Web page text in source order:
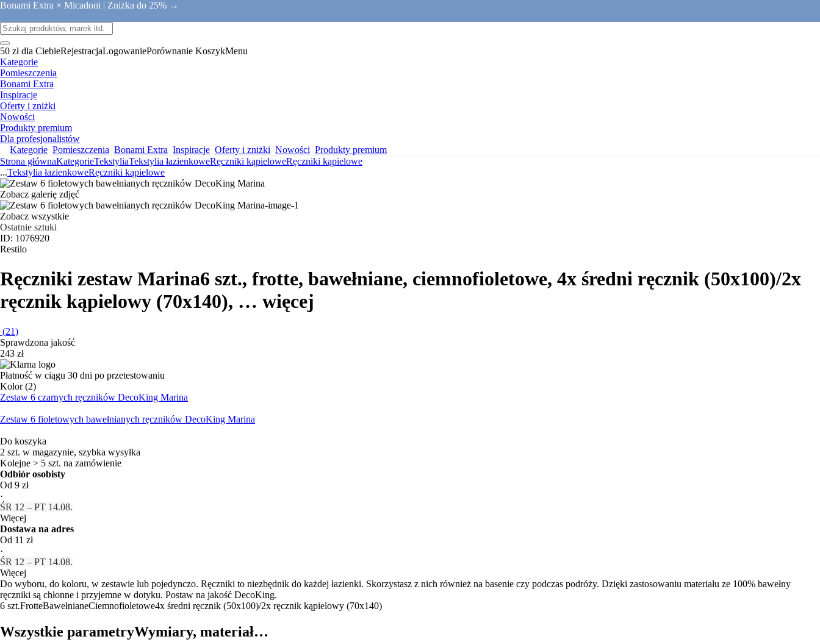
Bonami Extra × Micadoni | Zniżka do 25% →
50 zł dla CiebieRejestracjaLogowaniePorównanie KoszykMenu
Kategorie
Pomieszczenia
Bonami Extra
Inspiracje
Oferty i zniżki
Nowości
Produkty premium
Dla profesjonalistów
Kategorie Pomieszczenia Bonami Extra Inspiracje Oferty i zniżki Nowości Produkty premium
Strona głównaKategorieTekstyliaTekstylia łazienkoweRęczniki kąpieloweRęczniki kąpielowe
...Tekstylia łazienkoweRęczniki kąpielowe
Zobacz galerię zdjęć
Zobacz wszystkie
Ostatnie sztuki
ID: 1076920
Restilo
Ręczniki zestaw Marina6 szt., frotte, bawełniane, ciemnofioletowe, 4x średni ręcznik (50x100)/2x
ręcznik kąpielowy (70x140), … więcej
(21)
Sprawdzona jakość
243 zł
Płatność w ciągu 30 dni po przetestowaniu
Kolor (2)
Zestaw 6 czarnych ręczników DecoKing Marina
Zestaw 6 fioletowych bawełnianych ręczników DecoKing Marina
Do koszyka
2 szt. w magazynie, szybka wysyłka
Kolejne > 5 szt. na zamówienie
Odbiór osobisty
Od 9 zł
·
ŚR 12 – PT 14.08.
Więcej
Dostawa na adres
Od 11 zł
·
ŚR 12 – PT 14.08.
Więcej
Do wyboru, do koloru, w zestawie lub pojedynczo. Ręczniki to niezbędnik do każdej łazienki. Skorzystasz z nich również na basenie czy podczas podróży. Dzięki zastosowaniu materiału ze 100% bawełny
ręczniki są chłonne i przyjemne w dotyku. Postaw na jakość DecoKing.
6 szt.FrotteBawełnianeCiemnofioletowe4x średni ręcznik (50x100)/2x ręcznik kąpielowy (70x140)
Wszystkie parametryWymiary, materiał…